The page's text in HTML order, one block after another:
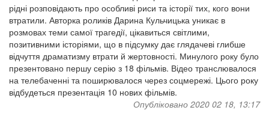
рідні розповідають про особливі риси та історії тих, кого вони
втратили. Авторка роликів Дарина Кульчицька уникає в
розмовах теми самої трагедії, цікавиться світлими,
позитивними історіями, що в підсумку дає глядачеві глибше
відчуття драматизму втрати й жертовності. Минулого року було
презентовано першу серію з 18 фільмів. Відео транслювалося
на телебаченні та поширювалося через соцмережі. Цього року
відбудеться презентація 10 нових фільмів.
Опубліковано 2020 02 18, 13:17